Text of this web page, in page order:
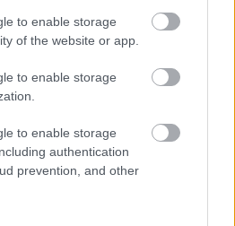
to enable storage
of the website or app.
to enable storage
to enable storage
authentication
prevention, and other